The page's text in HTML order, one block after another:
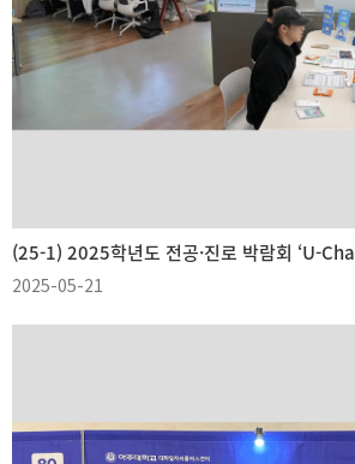
(25-1) 2025학년도 전공·진로 박람회 ‘U-
2025-05-21